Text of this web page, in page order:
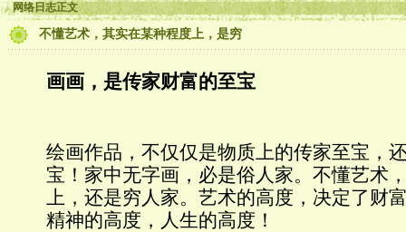
网络日志正文
不懂艺术，其实在某种程度上，是穷
画画，是传家财富的至宝
绘画作品，不仅仅是物质上的传家至宝，
宝！家中无字画，必是俗人家。不懂艺术
上，还是穷人家。艺术的高度，决定了财
精神的高度，人生的高度！